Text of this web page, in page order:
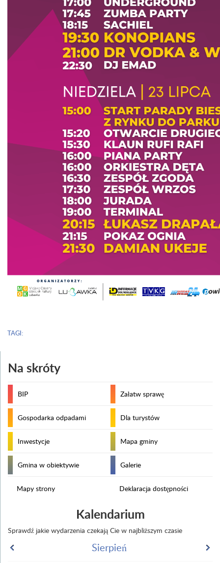
TAGI:
Na skróty
BIP Załatw sprawę
Gospodarka odpadami Dla turystów
Inwestycje Mapa gminy
Gmina w obiektywie Galerie
Mapy strony Deklaracja dostępności
Kalendarium
Sprawdź jakie wydarzenia czekają Cie w najbliższym czasie
Sierpień